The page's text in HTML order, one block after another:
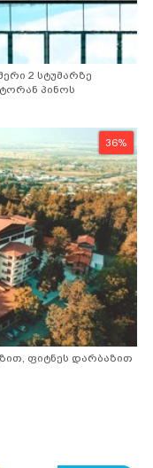
2 სტუმარზე
პინოს
36%
ფიტნეს დარბაზით